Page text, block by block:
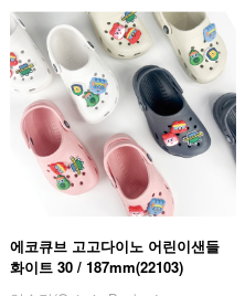
에코큐브 고고다이노 어린이샌들
화이트 30 / 187mm(22103)